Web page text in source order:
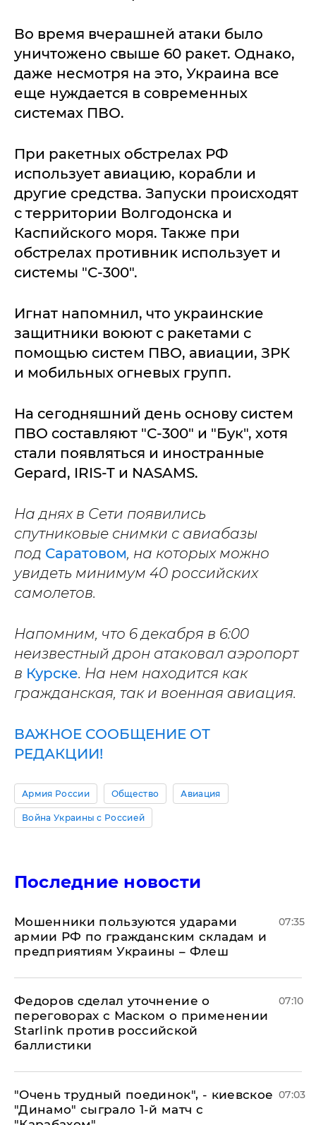
Во время вчерашней атаки было
уничтожено свыше 60 ракет. Однако,
даже несмотря на это, Украина все
еще нуждается в современных
системах ПВО.
При ракетных обстрелах РФ
использует авиацию, корабли и
другие средства. Запуски происходят
с территории Волгодонска и
Каспийского моря. Также при
обстрелах противник использует и
системы "С-300".
Игнат напомнил, что украинские
защитники воюют с ракетами с
помощью систем ПВО, авиации, ЗРК
и мобильных огневых групп.
На сегодняшний день основу систем
ПВО составляют "С-300" и "Бук", хотя
стали появляться и иностранные
Gepard, IRIS-T и NASAMS.
На днях в Сети появились
спутниковые снимки с авиабазы
под Саратовом, на которых можно
увидеть минимум 40 российских
самолетов.
Напомним, что 6 декабря в 6:00
неизвестный дрон атаковал аэропорт
в Курске. На нем находится как
гражданская, так и военная авиация.
ВАЖНОЕ СООБЩЕНИЕ ОТ
РЕДАКЦИИ!
Армия России Общество Авиация
Война Украины с Россией
Последние новости
Мошенники пользуются ударами
армии РФ по гражданским складам и
предприятиям Украины – Флеш
07:35
Федоров сделал уточнение о
переговорах с Маском о применении
Starlink против российской
баллистики
07:10
"Очень трудный поединок", - киевское
"Динамо" сыграло 1-й матч с
07:03